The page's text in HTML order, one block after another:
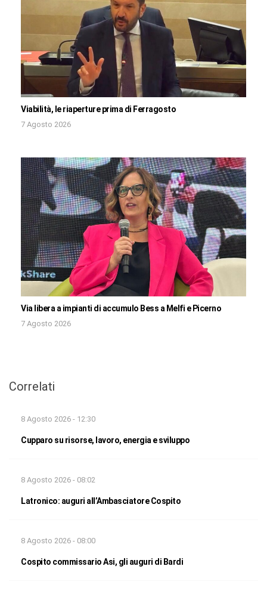
Viabilità, le riaperture prima di Ferragosto
7 Agosto 2026
Via libera a impianti di accumulo Bess a Melfi e Picerno
7 Agosto 2026
Correlati
8 Agosto 2026 - 12:30
Cupparo su risorse, lavoro, energia e sviluppo
8 Agosto 2026 - 08:02
Latronico: auguri all’Ambasciatore Cospito
8 Agosto 2026 - 08:00
Cospito commissario Asi, gli auguri di Bardi